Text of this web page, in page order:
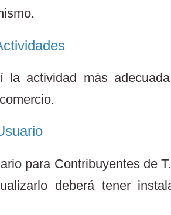
la actividad más
para Contribuyentes de
deberá tener